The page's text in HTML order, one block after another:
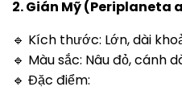
2. Gián Mỹ (Periplaneta
🔹 Kích thước: Lớn, dài
🔹 Màu sắc: Nâu đỏ, cánh
🔹 Đặc điểm: